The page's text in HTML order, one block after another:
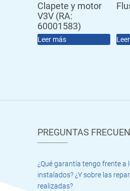
Clapete y motor
V3V (RA:
60001583)
Leer más
PREGUNTAS
¿Qué garantía tengo frente a
instalados? ¿Y sobre las
realizadas?